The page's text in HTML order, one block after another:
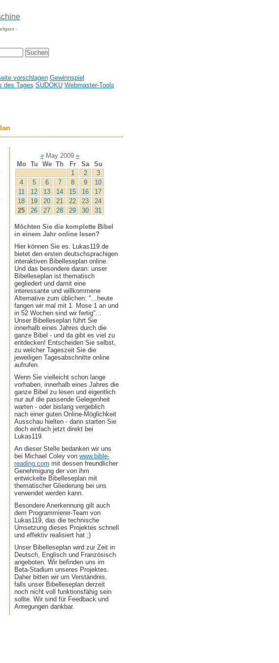
-
vorschlagen Gewinnspiel
des Tages SUDOKU Webmaster-Tools
«May 2009 »
Mo
Tu We Th Fr Sa
Su
1
2
3
4
5 6 7 8 9
10
11
12 13 14 15 16
17
18
19 20 21 22 23
24
25
26 27 28 29 30 31
Möchten Sie die komplette Bibel
in einem Jahr online lesen?
Hier können Sie es. Lukas119.de
bietet den ersten deutschsprachigen
interaktiven Bibelleseplan online.
Und das besondere daran: unser
Bibelleseplan ist thematisch
gegliedert und damit eine
interessante und willkommene
Alternative zum üblichen: "...heute
fangen wir mal mit 1. Mose 1 an und
in 52 Wochen sind wir fertig"...
Unser Bibelleseplan führt Sie
innerhalb eines Jahres durch die
ganze Bibel - und da gibt es viel zu
entdecken! Entscheiden Sie selbst,
zu welcher Tageszeit Sie die
jeweiligen Tagesabschnitte online
aufrufen.
Wenn Sie vielleicht schon lange
vorhaben, innerhalb eines Jahres die
ganze Bibel zu lesen und eigentlich
nur auf die passende Gelegenheit
warten - oder bislang vergeblich
nach einer guten Online-Möglichkeit
Ausschau hielten - dann starten Sie
doch einfach jetzt direkt bei
Lukas119.
An dieser Stelle bedanken wir uns
bei Michael Coley von www.bible-
reading.com mit dessen freundlicher
Genehmigung der von ihm
entwickelte Bibelleseplan mit
thematischer Gliederung bei uns
verwendet werden kann.
Besondere Anerkennung gilt auch
dem Programmierer-Team von
Lukas119, das die technische
Umsetzung dieses Projektes schnell
und effektiv realisiert hat ;)
Unser Bibelleseplan wird zur Zeit in
Deutsch, Englisch und Französisch
angeboten. Wir befinden uns im
Beta-Stadium unseres Projektes.
Daher bitten wir um Verständnis,
falls unser Bibelleseplan derzeit
noch nicht voll funktionsfähig sein
sollte. Wir sind für Feedback und
Anregungen dankbar.